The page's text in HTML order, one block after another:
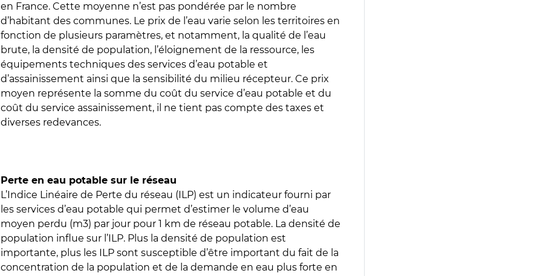
en France. Cette moyenne n’est pas pondérée par le nombre
d’habitant des communes. Le prix de l’eau varie selon les territoires en
fonction de plusieurs paramètres, et notamment, la qualité de l’eau
brute, la densité de population, l’éloignement de la ressource, les
équipements techniques des services d’eau potable et
d’assainissement ainsi que la sensibilité du milieu récepteur. Ce prix
moyen représente la somme du coût du service d’eau potable et du
coût du service assainissement, il ne tient pas compte des taxes et
diverses redevances.
Perte en eau potable sur le réseau
L’Indice Linéaire de Perte du réseau (ILP) est un indicateur fourni par
les services d’eau potable qui permet d’estimer le volume d’eau
moyen perdu (m3) par jour pour 1 km de réseau potable. La densité de
population influe sur l’ILP. Plus la densité de population est
importante, plus les ILP sont susceptible d’être important du fait de la
concentration de la population et de la demande en eau plus forte en